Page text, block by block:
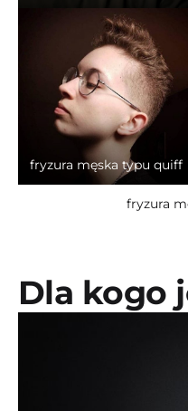
fryzura męska typu quiff
fryzura
Dla kogo